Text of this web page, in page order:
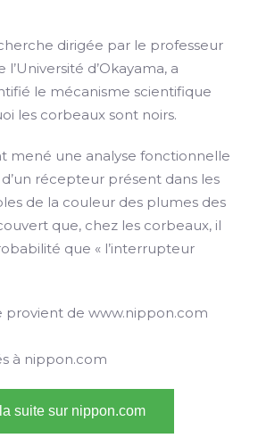
dirigée par le professeur
l’Université d’Okayama, a
le mécanisme scientifique
les corbeaux sont noirs.
mené une analyse fonctionnelle
récepteur présent dans les
de la couleur des plumes des
que, chez les corbeaux, il
que « l’interrupteur
provient de www.nippon.com
à nippon.com
suite sur nippon.com